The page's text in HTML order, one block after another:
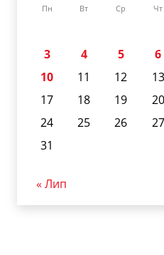
Пн Вт Ср Чт
3
4 5 6
10
11 12 13
17
18 19 20
24
25 26 27
31
« Лип